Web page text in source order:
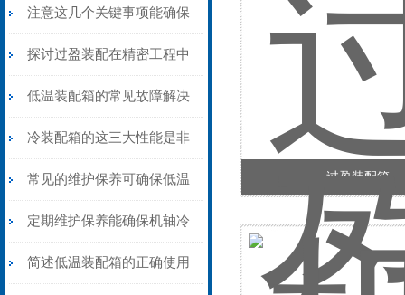
配箱的正常运行
注意这几个关键事项能确保
选到需求的液氮装配箱
探讨过盈装配在精密工程中
的关键作用
低温装配箱的常见故障解决
方法分享
冷装配箱的这三大性能是非
常重要的
常见的维护保养可确保低温
装配箱性能和安全性
定期维护保养能确保机轴冷
装配箱正常运行
简述低温装配箱的正确使用
过盈装配箱